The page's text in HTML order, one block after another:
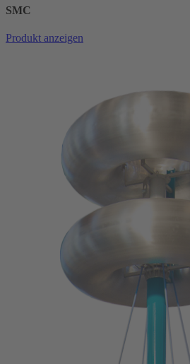
SMC
Produkt anzeigen